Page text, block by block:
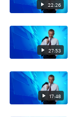
22:26
27:53
17:48